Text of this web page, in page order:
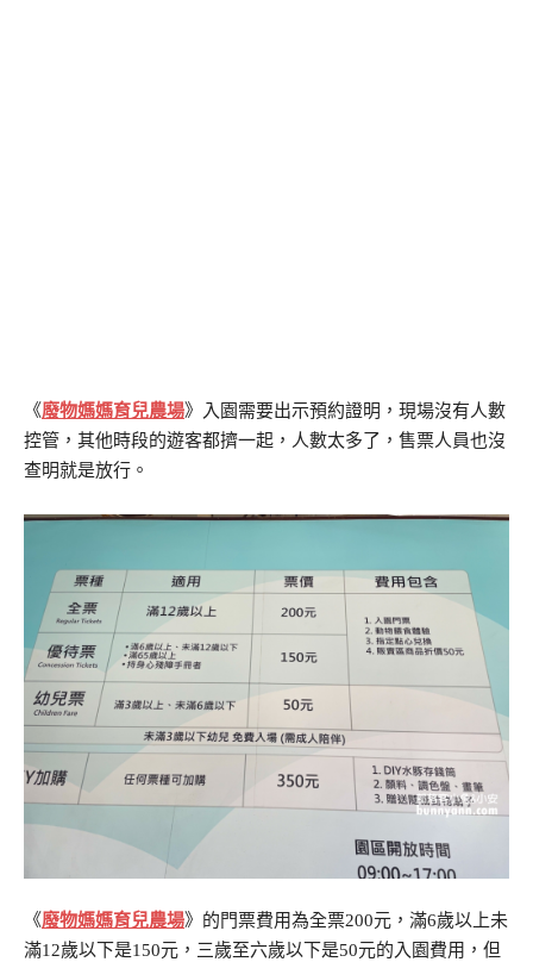
《廢物媽媽育兒農場》入園需要出示預約證明，現場沒有人數
控管，其他時段的遊客都擠一起，人數太多了，售票人員也沒
查明就是放行。
《廢物媽媽育兒農場》的門票費用為全票200元，滿6歲以上未
滿12歲以下是150元，三歲至六歲以下是50元的入園費用，但